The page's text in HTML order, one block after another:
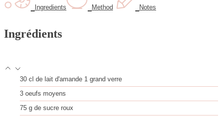
e
t
Ingredients Method Notes
Ingrédients
30 cl de lait d'amande 1 grand verre
3 oeufs moyens
75 g de sucre roux